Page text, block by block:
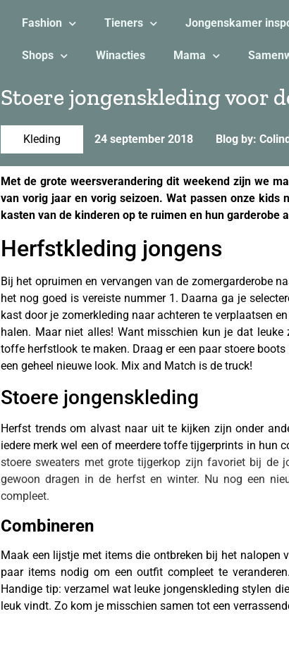
Fashion Tieners Jongenskamer
Shops Winacties Mama
Stoere jongenskleding voor
Kleding 24 september 2018 Blog by:
Met de grote weersverandering dit weekend zijn we
van vorig jaar en vorig seizoen. Wat passen onze
kasten van de kinderen op te ruimen en hun garderobe
Herfstkleding jongens
Bij het opruimen en vervangen van de zomergarderobe
het nog goed is vereiste nummer 1. Daarna ga je
kast door je zomerkleding naar achteren te verplaatsen
halen. Maar niet alles! Want misschien kun je dat
toffe herfstlook te maken. Draag er een paar stoere
een geheel nieuwe look. Mix and Match is de truck!
Stoere jongenskleding
Herfst trends om alvast naar uit te kijken zijn onder
iedere merk wel een of meerdere toffe tijgerprints in hun
stoere sweaters met grote tijgerkop zijn favoriet bij de
gewoon dragen in de herfst en winter. Nu nog een
compleet.
Combineren
Maak een lijstje met items die ontbreken bij het nalopen
paar items nodig om een outfit compleet te
Handige tip: verzamel wat leuke jongenskleding stylen
leuk vindt. Zo kom je misschien samen tot een